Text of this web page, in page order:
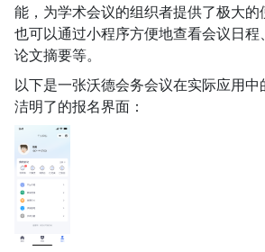
能，为学术会议的组织者提供了极大
也可以通过小程序方便地查看会议日程
论文摘要等。
以下是一张沃德会务会议在实际应用
洁明了的报名界面：